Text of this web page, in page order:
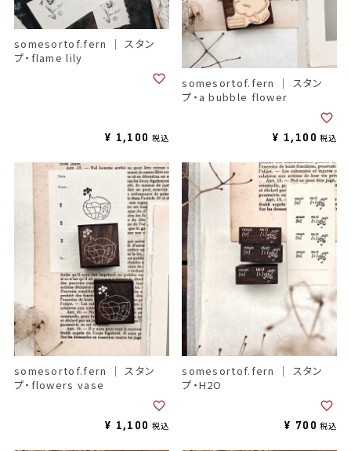
somesortof.fern ｜ スタン
プ・flame lily
¥ 1,100 税込
somesortof.fern ｜ スタン
プ・a bubble flower
¥ 1,100 税込
somesortof.fern ｜ スタン
プ・flowers vase
¥ 1,100 税込
somesortof.fern ｜ スタン
プ・H2O
¥ 700 税込